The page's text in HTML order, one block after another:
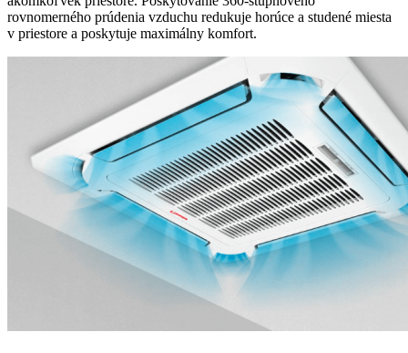
rovnomerného prúdenia vzduchu redukuje horúce a studené miesta
v priestore a poskytuje maximálny komfort.